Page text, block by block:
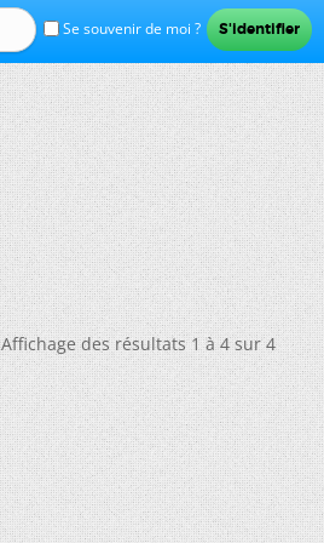
Se souvenir de moi ?
Affichage des résultats 1 à 4 sur 4